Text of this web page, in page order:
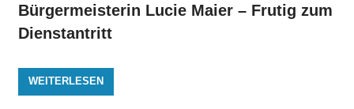
Bürgermeisterin Lucie Maier – Frutig zum
Dienstantritt
WEITERLESEN